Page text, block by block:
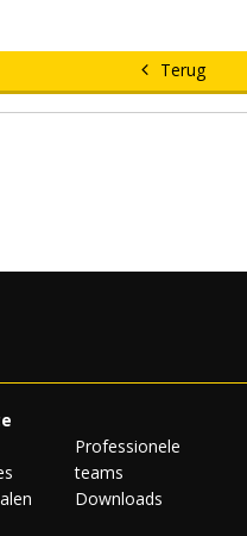
- PROTeam Short
Terug
Professionele
teams
Downloads